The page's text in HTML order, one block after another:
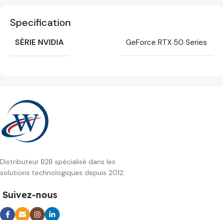
Specification
SÉRIE NVIDIA GeForce RTX 50 Series
Distributeur B2B spécialisé dans les
solutions technologiques depuis 2012.
Suivez-nous